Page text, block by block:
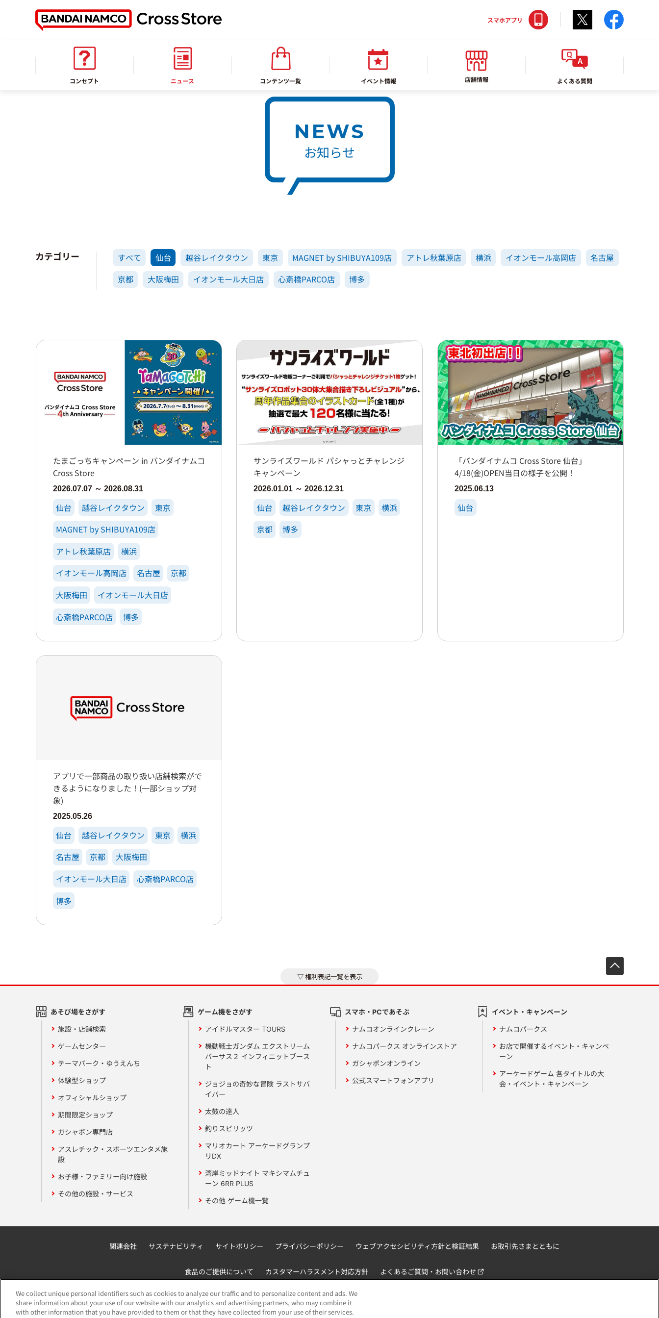
コンセプト ニュース コンテンツ一覧 イベント情報 店舗情報 よくある質問
スマホアプリ Twitter
お知らせ
NEWS
お知らせ
カテゴリー すべて 仙台 越谷レイクタウン 東京 MAGNET by SHIBUYA109店 アトレ秋葉原店 横浜 イオンモール高岡店
名古屋
京都
大阪梅田 イオンモール大日店 心斎橋PARCO店 博多
たまごっちキャンペーン in バンダイナムコ
Cross Store
2026.07.07 ～ 2026.08.31
仙台 越谷レイクタウン
東京
MAGNET by SHIBUYA109店
アトレ秋葉原店
横浜
イオンモール高岡店
名古屋
京都
大阪梅田
イオンモール大日店
心斎橋PARCO店
博多
サンライズワールド パシャっとチャレンジ
キャンペーン
2026.01.01 ～ 2026.12.31
仙台 越谷レイクタウン 東京
横浜
京都
博多
「バンダイナムコ Cross Store 仙台」
4/18(金)OPEN当日の様子を公開！
2025.06.13
仙台
アプリで一部商品の取り扱い店舗検索がで
きるようになりました！(一部ショップ対
象)
2025.05.26
仙台 越谷レイクタウン 東京
横浜
名古屋
京都
大阪梅田
イオンモール大日店
心斎橋PARCO店
博多
権利表記一覧を表示
あそび場をさがす
施設・店舗検索
ゲームセンター
テーマパーク・ゆうえんち
体験型ショップ
オフィシャルショップ
期間限定ショップ
ガシャポン専門店
アスレチック・スポーツエンタメ施
設
お子様・ファミリー向け施設
その他の施設・サービス
ゲーム機をさがす
アイドルマスター TOURS
機動戦士ガンダム エクストリーム
バーサス２ インフィニットブース
ト
ジョジョの奇妙な冒険 ラストサバ
イバー
太鼓の達人
釣りスピリッツ
マリオカート アーケードグランプ
リDX
湾岸ミッドナイト マキシマムチュ
ーン 6RR PLUS
その他 ゲーム機一覧
スマホ・PCであそぶ
ナムコオンラインクレーン
ナムコパークス オンラインストア
ガシャポンオンライン
公式スマートフォンアプリ
イベント・キャンペーン
ナムコパークス
お店で開催するイベント・キャンペ
ーン
アーケードゲーム 各タイトルの大
会・イベント・キャンペーン
関連会社 サステナビリティ サイトポリシー プライバシーポリシー ウェブアクセシビリティ方針と検証結果 お取引先さまとともに
食品のご提供について カスタマーハラスメント対応方針 よくあるご質問・お問い合わせ
We collect unique personal identifiers such as cookies to analyze our traffic and to personalize content and ads. We
share information about your use of our website with our analytics and advertising partners, who may combine it
with other information that you have provided to them or that they have collected from your use of their services.